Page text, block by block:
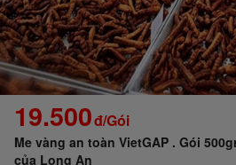
Những người đã mua
Những người đã
19.500đ/Gói
Me vàng an toàn VietGAP . Gói
của Long An